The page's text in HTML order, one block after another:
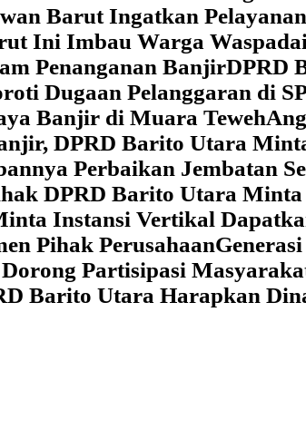
Barut Ingatkan
Ini Imbau Warga
Penanganan BanjirDPRD
Dugaan Pelanggaran di
Banjir di Muara Teweh
DPRD Barito Utara
Perbaikan Jembatan
DPRD Barito Utara Minta
Instansi Vertikal
Pihak Perusahaan
Partisipasi
Barito Utara Harapkan